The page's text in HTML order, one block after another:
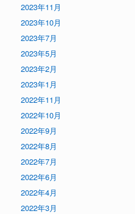
2023年11月
2023年10月
2023年7月
2023年5月
2023年2月
2023年1月
2022年11月
2022年10月
2022年9月
2022年8月
2022年7月
2022年6月
2022年4月
2022年3月